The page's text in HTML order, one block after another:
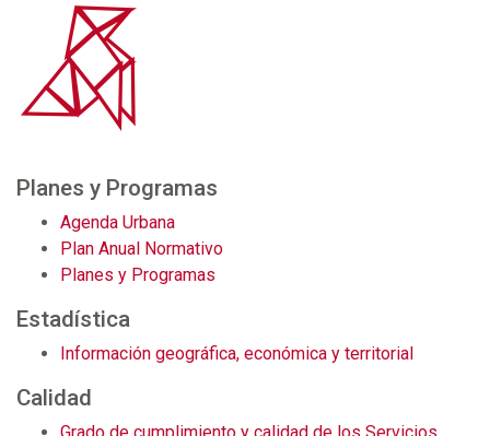
Planes y Programas
Agenda Urbana
Plan Anual Normativo
Planes y Programas
Estadística
Información geográfica, económica y territorial
Calidad